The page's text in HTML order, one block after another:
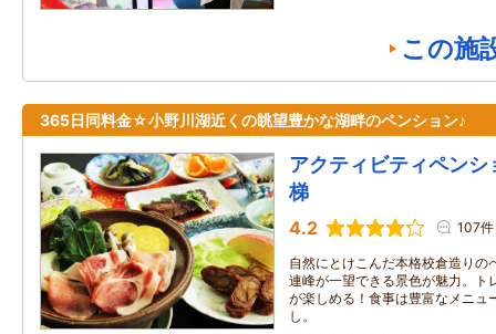
この施
365日同料金☆小野川湖近くの眺望豊かな湖畔のペンション♪
アクティビティペンシ
梯
4.2 107件
自然にとけこんだ本格校倉造りの
連峰が一望できる景色が魅力。ト
が楽しめる！食事は豊富なメニュ
し。